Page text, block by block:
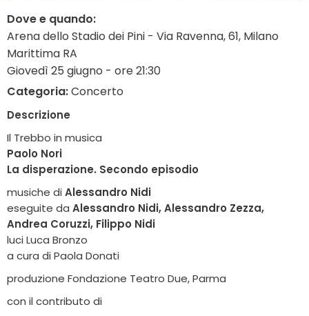
Dove e quando:
Arena dello Stadio dei Pini - Via Ravenna, 61, Milano
Marittima RA
Giovedì 25 giugno - ore 21:30
Categoria:Concerto
Descrizione
Il Trebbo in musica
Paolo Nori
La disperazione. Secondo episodio
musiche di Alessandro Nidi
eseguite da Alessandro Nidi, Alessandro Zezza,
Andrea Coruzzi, Filippo Nidi
luci Luca Bronzo
a cura di Paola Donati
produzione Fondazione Teatro Due, Parma
con il contributo di